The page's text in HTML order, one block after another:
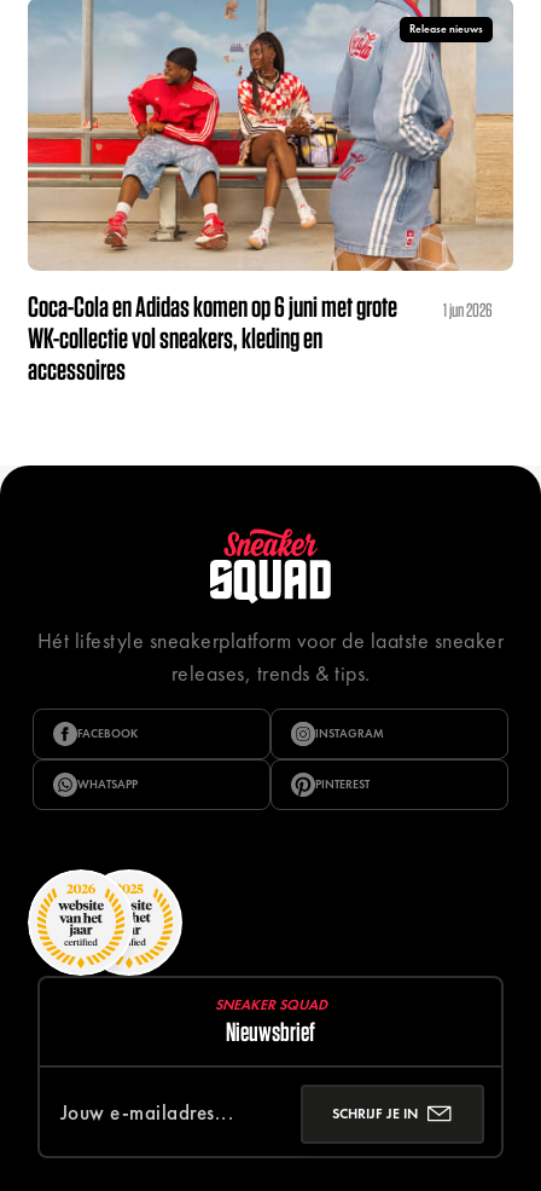
Release nieuws
Coca-Cola en Adidas komen op 6 juni met grote
WK-collectie vol sneakers, kleding en
accessoires
1 jun 2026
Hét lifestyle sneakerplatform voor de laatste sneaker
releases, trends & tips.
FACEBOOK INSTAGRAM
WHATSAPP PINTEREST
SNEAKER SQUAD
Nieuwsbrief
SCHRIJF JE IN